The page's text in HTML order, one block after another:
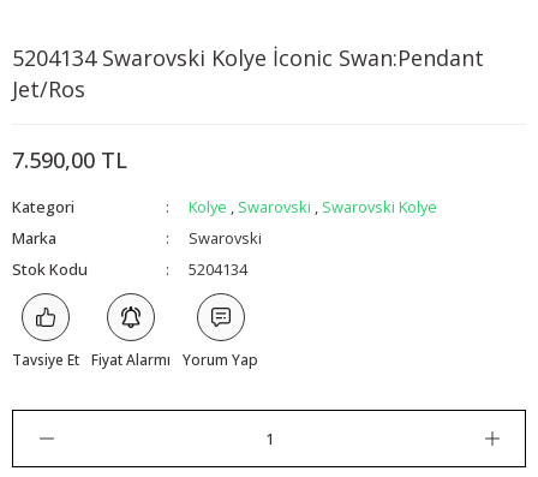
5204134 Swarovski Kolye İconic Swan:Pendant
Jet/Ros
7.590,00 TL
Kategori Kolye , Swarovski , Swarovski Kolye
Marka
Swarovski
Stok Kodu
5204134
Tavsiye Et Fiyat Alarmı Yorum Yap